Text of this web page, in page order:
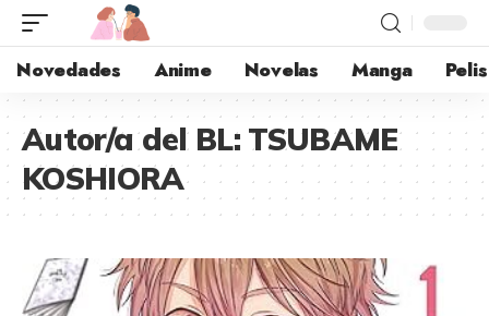
Novedades Anime Novelas Manga Pelis
Autor/a del BL: TSUBAME
KOSHIORA